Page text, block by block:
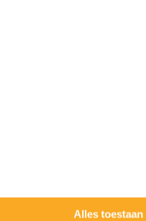
Alles toestaan